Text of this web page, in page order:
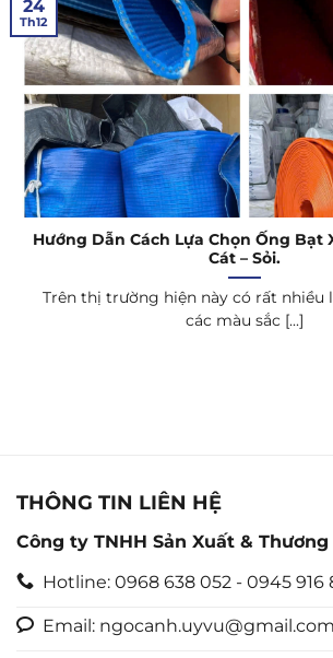
Hướng Dẫn Cách Lựa Chọn Ống Bạt
Cát – Sỏi.
Trên thị trường hiện này có rất nhiều
các màu sắc [...]
24
Th12
THÔNG TIN LIÊN HỆ
Công ty TNHH Sản Xuất &
Hotline: 0968 638 052 - 0945 916
Email: ngocanh.uyvu@gmail.com